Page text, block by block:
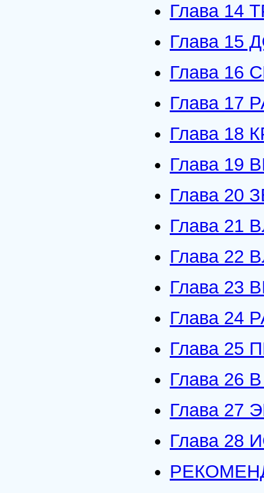
Глава 14
Глава 15
Глава 16
Глава
Глава 18
Глава 19
Глава 20
Глава 21
Глава 22
Глава 23
Глава 24
Глава
Глава
Глава
Глава 28